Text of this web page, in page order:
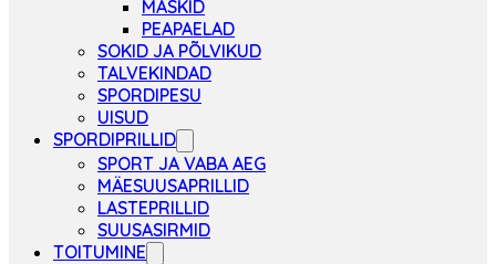
MASKID
PEAPAELAD
SOKID JA PÕLVIKUD
TALVEKINDAD
SPORDIPESU
UISUD
SPORDIPRILLID
SPORT JA VABA AEG
MÄESUUSAPRILLID
LASTEPRILLID
SUUSASIRMID
TOITUMINE